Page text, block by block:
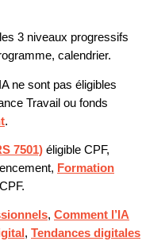
3 niveaux progressifs
calendrier.
ne sont pas éligibles
Travail ou fonds
.
7501) éligible CPF,
Formation
, Comment l’IA
, Tendances digitales